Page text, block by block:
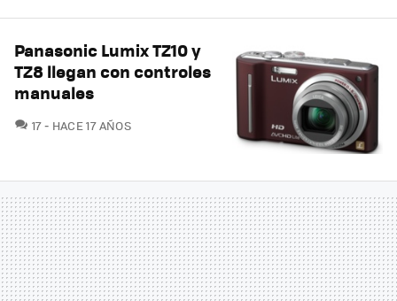
Panasonic Lumix TZ10 y
TZ8 llegan con controles
manuales
17COMENTARIOS
HACE 17 AÑOS